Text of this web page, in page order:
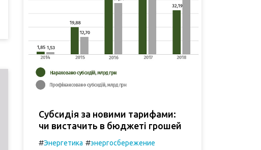
Субсидія за новими тарифами:
чи вистачить в бюджеті грошей
#Энергетика #энергосбережение